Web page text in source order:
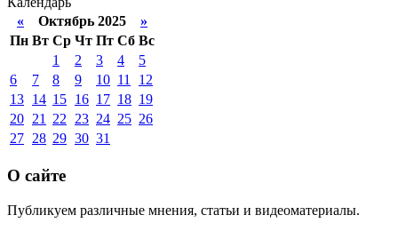
« Октябрь 2025 »
Пн Вт Ср Чт Пт Сб Вс
1
2 3 4
5
6
7 8 9 10 11
12
13 14 15 16 17 18 19
20 21 22 23 24 25 26
27 28 29 30 31
О сайте
Публикуем различные мнения, статьи и видеоматериалы.